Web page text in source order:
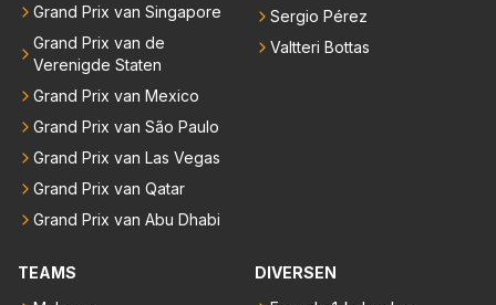
Grand Prix van Singapore
Grand Prix van de
Verenigde Staten
Grand Prix van Mexico
Grand Prix van São Paulo
Grand Prix van Las Vegas
Grand Prix van Qatar
Grand Prix van Abu Dhabi
Sergio Pérez
Valtteri Bottas
TEAMS
DIVERSEN